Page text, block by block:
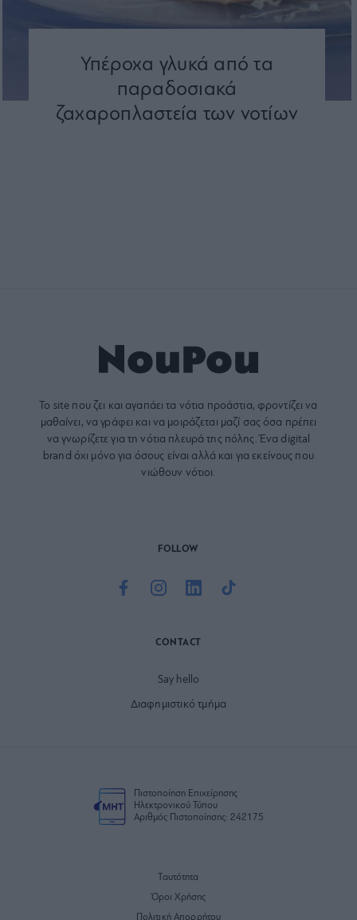
Υπέροχα γλυκά από τα
παραδοσιακά
ζαχαροπλαστεία των νοτίων
Το site που ζει και αγαπάει τα νότια προάστια, φροντίζει να
μαθαίνει, να γράφει και να μοιράζεται μαζί σας όσα πρέπει
να γνωρίζετε για τη νότια πλευρά της πόλης. Ένα digital
brand όχι μόνο για όσους είναι αλλά και για εκείνους που
νιώθουν νότιοι.
FOLLOW
CONTACT
Say hello
Διαφημιστικό τμήμα
Πιστοποίηση Επιχείρησης
Ηλεκτρονικού Τύπου
Αριθμός Πιστοποίησης: 242175
Ταυτότητα
Όροι Χρήσης
Πολιτική Απορρήτου